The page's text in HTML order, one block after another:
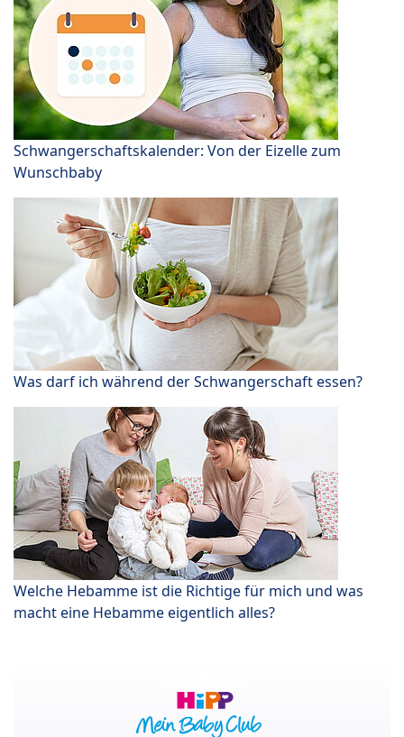
Schwangerschaftskalender: Von der Eizelle zum
Wunschbaby
Was darf ich während der Schwangerschaft essen?
Welche Hebamme ist die Richtige für mich und was
macht eine Hebamme eigentlich alles?